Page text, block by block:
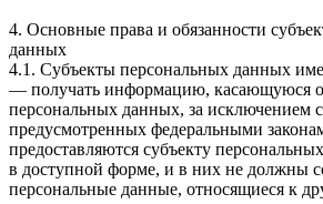
4. Основные права и обязанности
данных
4.1. Субъекты персональных данных
— получать информацию, касающуюся
персональных данных, за исключением
предусмотренных федеральными
предоставляются субъекту
в доступной форме, и в них не должны
персональные данные, относящиеся к